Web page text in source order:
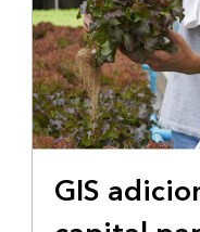
FORNECENDO
GIS